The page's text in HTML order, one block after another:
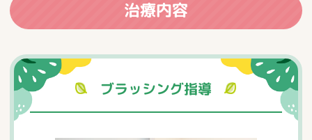
治療内容
ブラッシング指導